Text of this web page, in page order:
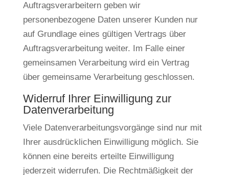
Auftragsverarbeitern geben wir
personenbezogene Daten unserer Kunden nur
auf Grundlage eines gültigen Vertrags über
Auftragsverarbeitung weiter. Im Falle einer
gemeinsamen Verarbeitung wird ein Vertrag
über gemeinsame Verarbeitung geschlossen.
Widerruf Ihrer Einwilligung zur
Datenverarbeitung
Viele Datenverarbeitungsvorgänge sind nur mit
Ihrer ausdrücklichen Einwilligung möglich. Sie
können eine bereits erteilte Einwilligung
jederzeit widerrufen. Die Rechtmäßigkeit der